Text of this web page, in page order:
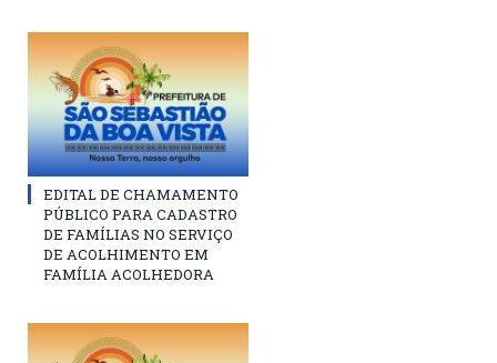
EDITAL DE CHAMAMENTO
PÚBLICO PARA CADASTRO
DE FAMÍLIAS NO SERVIÇO
DE ACOLHIMENTO EM
FAMÍLIA ACOLHEDORA